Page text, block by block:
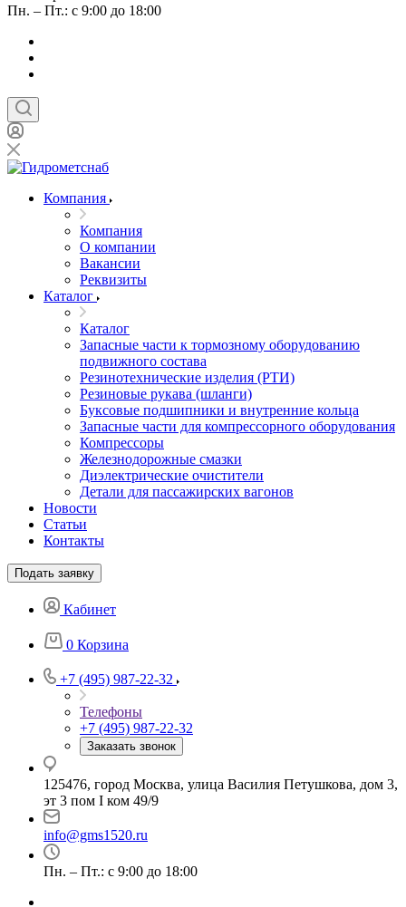
Пн. – Пт.: с 9:00 до 18:00
Компания
Компания
О компании
Вакансии
Реквизиты
Каталог
Каталог
Запасные части к тормозному оборудованию
подвижного состава
Резинотехнические изделия (РТИ)
Резиновые рукава (шланги)
Буксовые подшипники и внутренние кольца
Запасные части для компрессорного оборудования
Компрессоры
Железнодорожные смазки
Диэлектрические очистители
Детали для пассажирских вагонов
Новости
Статьи
Контакты
Подать заявку
Кабинет
0 Корзина
+7 (495) 987-22-32
Телефоны
+7 (495) 987-22-32
Заказать звонок
125476, город Москва, улица Василия Петушкова, дом 3,
эт 3 пом I ком 49/9
info@gms1520.ru
Пн. – Пт.: с 9:00 до 18:00